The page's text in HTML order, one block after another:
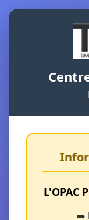
L'OPAC
➡️